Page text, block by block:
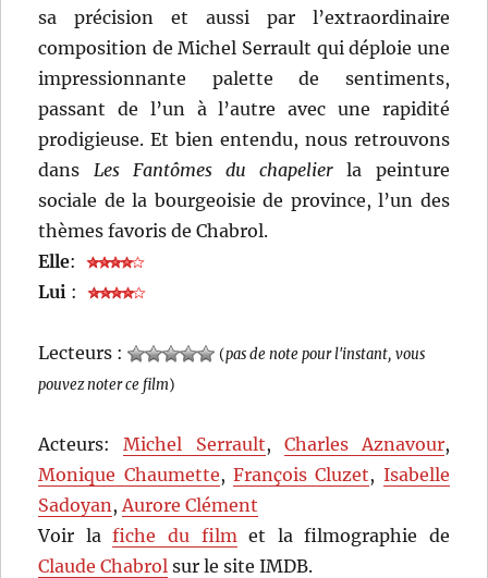
sa précision et aussi par l’extraordinaire
composition de Michel Serrault qui déploie une
impressionnante palette de sentiments,
passant de l’un à l’autre avec une rapidité
prodigieuse. Et bien entendu, nous retrouvons
dans Les Fantômes du chapelier la peinture
sociale de la bourgeoisie de province, l’un des
thèmes favoris de Chabrol.
Elle:
Lui :
Lecteurs : (pas de note pour l'instant, vous
pouvez noter ce film)
Acteurs:Michel Serrault, Charles Aznavour,
Monique Chaumette,François Cluzet, Isabelle
Sadoyan , Aurore Clément
Voir lafiche du film et la filmographie de
Claude Chabrol sur le site IMDB.